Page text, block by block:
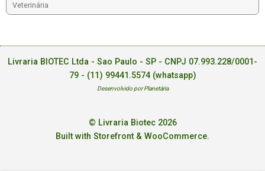
Veterinária
Livraria BIOTEC Ltda - Sao Paulo - SP - CNPJ 07.993.228/0001-
79 - (11) 99441.5574 (whatsapp)
Desenvolvido por Planetária
© Livraria Biotec 2026
Built with Storefront & WooCommerce.